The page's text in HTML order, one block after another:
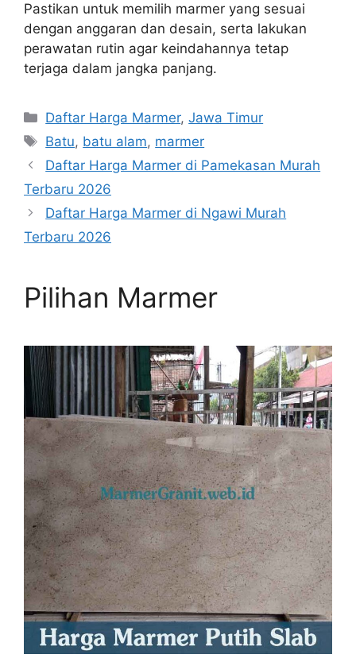
Pastikan untuk memilih marmer yang sesuai
dengan anggaran dan desain, serta lakukan
perawatan rutin agar keindahannya tetap
terjaga dalam jangka panjang.
Kategori
Daftar Harga Marmer,Jawa Timur
Tag
Batu, batu alam, marmer
Daftar Harga Marmer di Pamekasan Murah
Terbaru 2026
Daftar Harga Marmer di Ngawi Murah
Terbaru 2026
Pilihan Marmer